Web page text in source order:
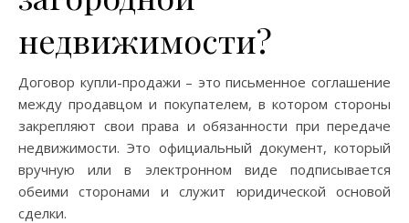
недвижимости?
Договор купли-продажи – это письменное соглашение
между продавцом и покупателем, в котором стороны
закрепляют свои права и обязанности при передаче
недвижимости. Это официальный документ, который
вручную или в электронном виде подписывается
обеими сторонами и служит юридической основой
сделки.